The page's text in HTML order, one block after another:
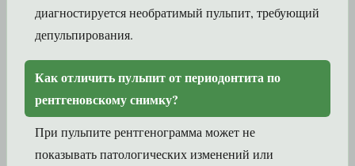
диагностируется необратимый пульпит, требующий
депульпирования.
Как отличить пульпит от периодонтита по
рентгеновскому снимку?
При пульпите рентгенограмма может не
показывать патологических изменений или